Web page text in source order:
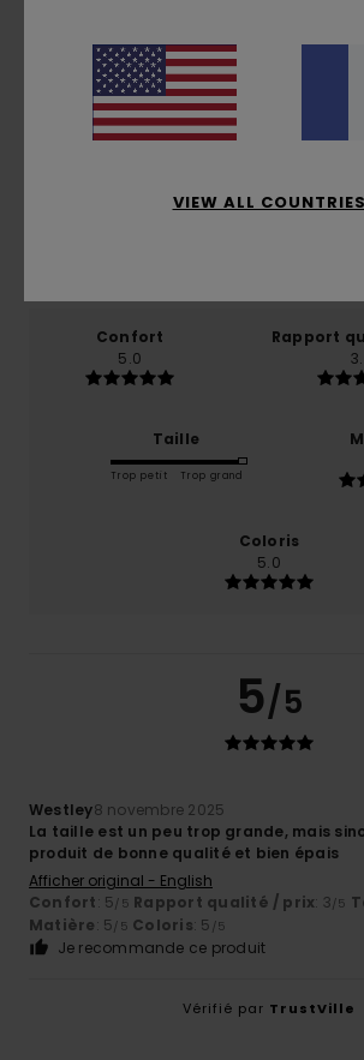
Note moyenne
5.0
Confort
5.0
Rapport
Taille
Trop petit Trop grand
Coloris
5.0
5/5
Westley8 novembre 2025
La taille est un peu trop grande, mais
produit de bonne qualité et bien épais
Afficher original - English
Confort: 5/5 Rapport qualité / prix: 3/5
Matière: 5/5 Coloris: 5 /5
Je recommande ce produit
Vérifié par TrustVille
VIEW ALL COUNTRIES